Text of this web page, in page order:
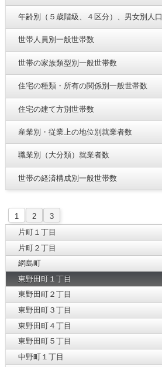
年齢別（５歳階級、４区分）、男女別人口
世帯人員別一般世帯数
世帯の家族類型別一般世帯数
住宅の種類・所有の関係別一般世帯数
住宅の建て方別世帯数
産業別・従業上の地位別就業者数
職業別（大分類）就業者数
世帯の経済構成別一般世帯数
1 2
3
片町１丁目
片町２丁目
網島町
東野田町１丁目
東野田町２丁目
東野田町３丁目
東野田町４丁目
東野田町５丁目
中野町１丁目